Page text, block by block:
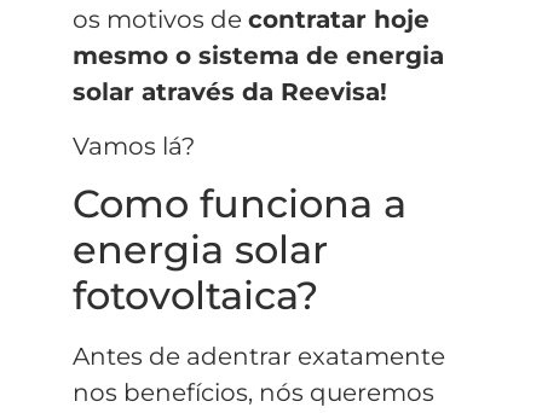
os motivos de contratar hoje
mesmo o sistema de energia
solar através da Reevisa!
Vamos lá?
Como funciona a
energia solar
fotovoltaica?
Antes de adentrar exatamente
nos benefícios, nós queremos